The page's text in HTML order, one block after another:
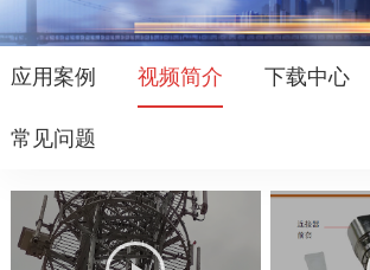
应用案例 视频简介 下载中心
常见问题